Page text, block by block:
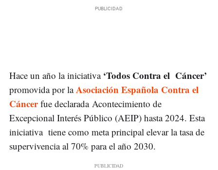
Hace un año la iniciativa‘Todos Contra el Cáncer’
promovida por laAsociación Española Contra el
Cáncerfue declarada Acontecimiento de
Excepcional Interés Público (AEIP) hasta 2024. Esta
iniciativa tiene como meta principal elevar la tasa de
supervivencia al 70% para el año 2030.